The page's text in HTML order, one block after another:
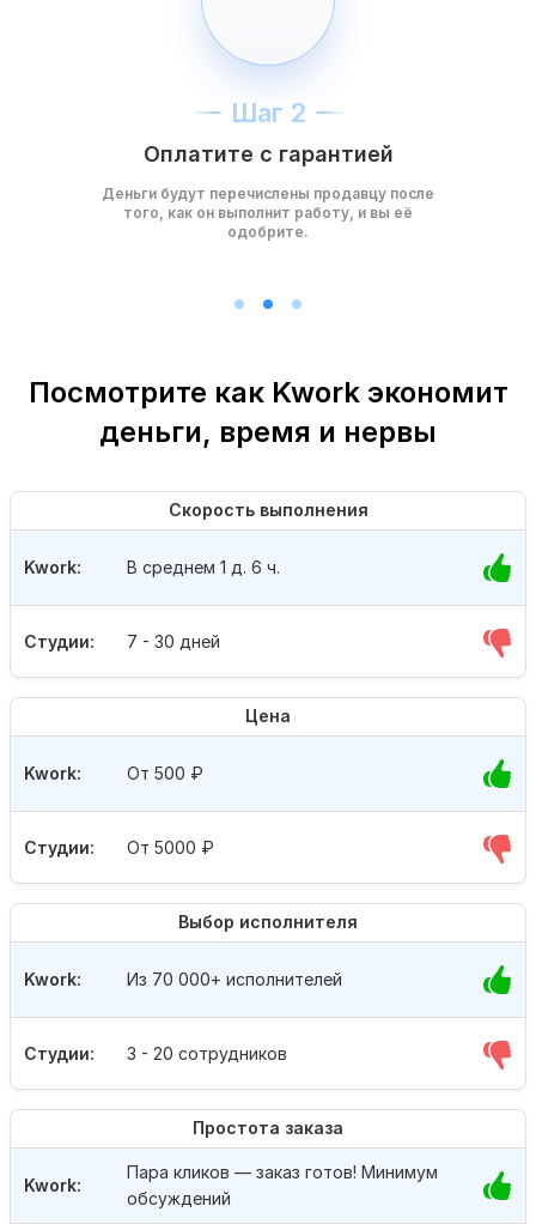
Шаг 2
Оплатите с гарантией
Деньги будут перечислены продавцу после
того, как он выполнит работу, и вы её
одобрите.
Посмотрите как Kwork экономит
деньги, время и нервы
Скорость выполнения
Студии: 7 - 30 дней
Kwork: В среднем 1 д. 6 ч.
Цена
Студии: От 5000 ₽
Kwork: От 500 ₽
Выбор исполнителя
Студии: 3 - 20 сотрудников
Kwork: Из 70 000+ исполнителей
Простота заказа
Kwork:
Пара кликов — заказ готов! Минимум
обсуждений